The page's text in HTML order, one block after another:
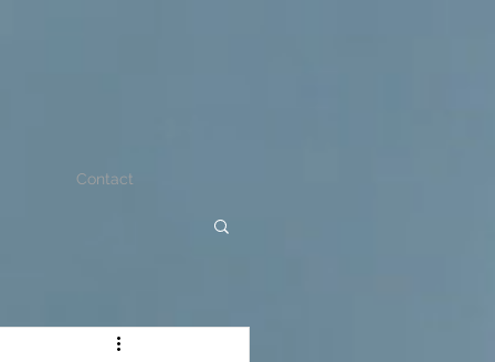
Contact